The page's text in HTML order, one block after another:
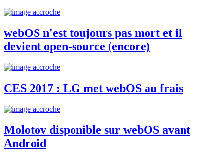
webOS n'est toujours pas mort et il
devient open-source (encore)
CES 2017 : LG met webOS au frais
Molotov disponible sur webOS avant
Android